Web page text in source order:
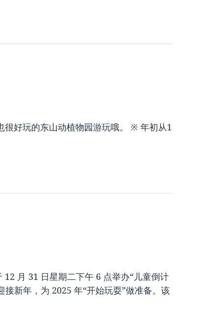
好玩的东山动植物园游玩哦。 ※ 年初从1
月 31 日星期二下午 6 点举办“儿童倒计
新年，为 2025 年“开始玩耍”做准备。该